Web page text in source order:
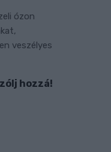
ózon
veszélyes
hozzá!